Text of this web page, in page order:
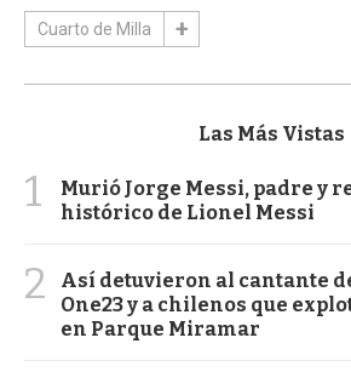
Cuarto de Milla
Las Más Vistas
1
Murió Jorge Messi, padre y
histórico de Lionel Messi
2
Así detuvieron al cantante
One23 y a chilenos que
en Parque Miramar